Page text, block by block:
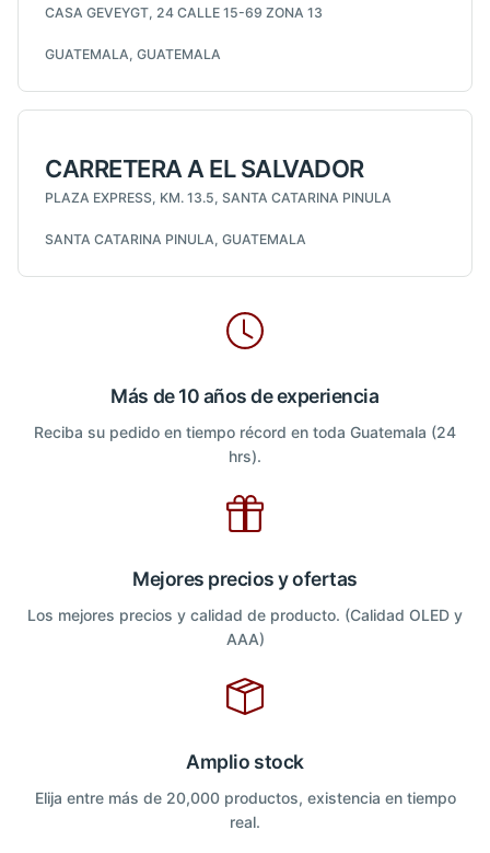
CASA GEVEYGT, 24 CALLE 15-69 ZONA 13
GUATEMALA, GUATEMALA
CARRETERA A EL SALVADOR
PLAZA EXPRESS, KM. 13.5, SANTA CATARINA PINULA
SANTA CATARINA PINULA, GUATEMALA
Más de 10 años de experiencia
Reciba su pedido en tiempo récord en toda Guatemala (24
hrs).
Mejores precios y ofertas
Los mejores precios y calidad de producto. (Calidad OLED y
AAA)
Amplio stock
Elija entre más de 20,000 productos, existencia en tiempo
real.